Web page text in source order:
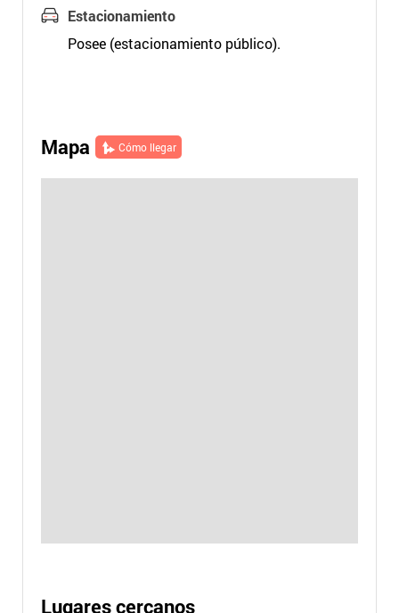
Estacionamiento
Posee (estacionamiento público).
Mapa Cómo llegar
Lugares cercanos